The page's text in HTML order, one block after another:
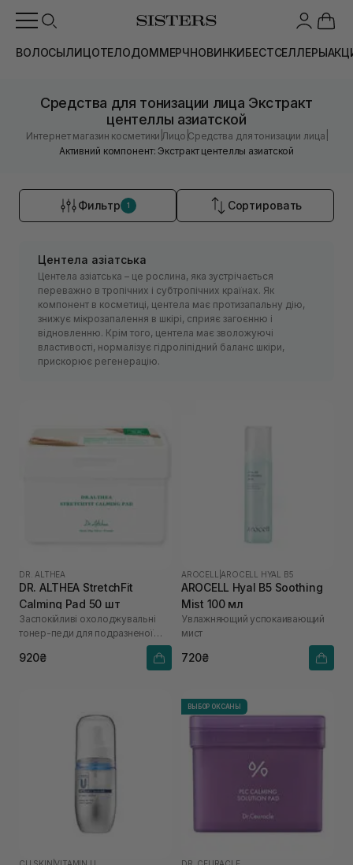
ВОЛОСЫЛИЦОТЕЛОДОММЕРЧНОВИНКИБЕСТСЕЛЛЕРЫ
Средства для тонизации лица Экстракт
центеллы азиатской
Интернет магазин косметики |Лицо |Средства для тонизации лица
Активний компонент: Экстракт центеллы азиатской
Фильтр 1 Сортировать
Центела азіатська
Центела азіатська – це рослина, яка зустрічається
переважно в тропічних і субтропічних країнах. Як
компонент в косметиці, центела має протизапальну дію,
знижує мікрозапалення в шкірі, сприяє загоєнню і
відновленню. Крім того, центела має зволожуючі
властивості, нормалізує гідроліпідний баланс шкіри,
прискорює регенерацію.
DR. ALTHEA
DR. ALTHEA StretchFit
Calming Pad 50 шт
Заспокійливі охолоджувальні
тонер-педи для подразненої
920₴
AROCELL AROCELL HYAL B5
AROCELL Hyal B5 Soothing
Mist 100 мл
Увлажняющий успокаивающий
мист
720₴
ВЫБОР ОКСАНЫ